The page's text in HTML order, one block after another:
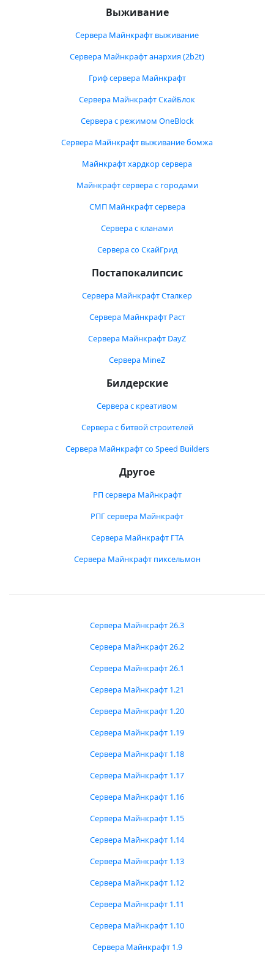
Выживание
Сервера Майнкрафт выживание
Сервера Майнкрафт анархия (2b2t)
Гриф сервера Майнкрафт
Сервера Майнкрафт СкайБлок
Сервера с режимом OneBlock
Сервера Майнкрафт выживание бомжа
Майнкрафт хардкор сервера
Майнкрафт сервера с городами
СМП Майнкрафт сервера
Сервера с кланами
Сервера со СкайГрид
Постапокалипсис
Сервера Майнкрафт Сталкер
Сервера Майнкрафт Раст
Сервера Майнкрафт DayZ
Сервера MineZ
Билдерские
Сервера с креативом
Сервера с битвой строителей
Сервера Майнкрафт со Speed Builders
Другое
РП сервера Майнкрафт
РПГ сервера Майнкрафт
Сервера Майнкрафт ГТА
Сервера Майнкрафт пиксельмон
Сервера Майнкрафт 26.3
Сервера Майнкрафт 26.2
Сервера Майнкрафт 26.1
Сервера Майнкрафт 1.21
Сервера Майнкрафт 1.20
Сервера Майнкрафт 1.19
Сервера Майнкрафт 1.18
Сервера Майнкрафт 1.17
Сервера Майнкрафт 1.16
Сервера Майнкрафт 1.15
Сервера Майнкрафт 1.14
Сервера Майнкрафт 1.13
Сервера Майнкрафт 1.12
Сервера Майнкрафт 1.11
Сервера Майнкрафт 1.10
Сервера Майнкрафт 1.9